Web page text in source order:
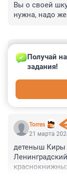
Вы о своей
нужна, надо
21 марта
Как всегда
передовой
Torres
Получай
задания!
21 марта
детеныш Киры